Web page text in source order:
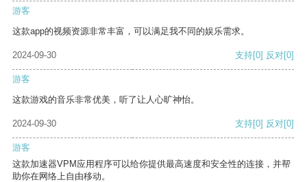
游客
这款app的视频资源非常丰富，可以满足我不同的娱乐需求。
2024-09-30 支持[0] 反对[0]
游客
这款游戏的音乐非常优美，听了让人心旷神怡。
2024-09-30 支持[0] 反对[0]
游客
这款加速器VPM应用程序可以给你提供最高速度和安全性的连接，并帮
助你在网络上自由移动。